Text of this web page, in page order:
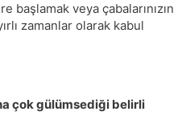
başlamak veya çabalarınızın
zamanlar olarak kabul
çok gülümsediği belirli